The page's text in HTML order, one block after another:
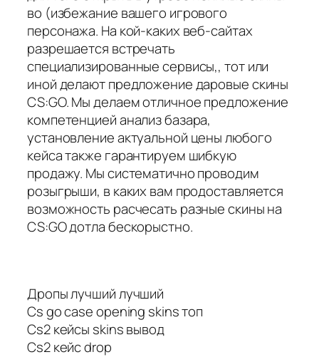
во (избежание вашего игрового
персонажа. На кой-каких веб-сайтах
разрешается встречать
специализированные сервисы,, тот или
иной делают предложение даровые скины
CS:GO. Мы делаем отличное предложение
компетенцией анализ базара,
установление актуальной цены любого
кейса также гарантируем шибкую
продажу. Мы систематично проводим
розыгрыши, в каких вам продоставляется
возможность расчесать разные скины на
CS:GO дотла бескорыстно.
Дропы лучший лучший
Cs go case opening skins топ
Cs2 кейсы skins вывод
Cs2 кейс drop